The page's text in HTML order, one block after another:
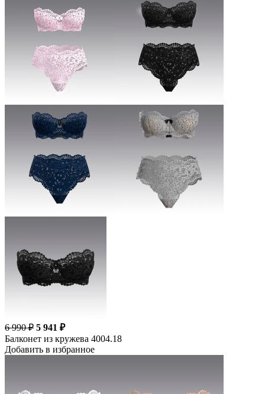
6 990 ₽ 5 941 ₽
Балконет из кружева 4004.18
Добавить в избранное